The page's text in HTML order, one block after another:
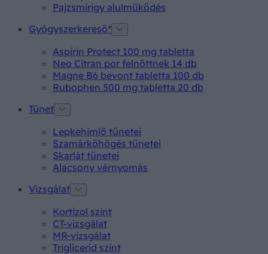
Pajzsmirigy alulműködés
Gyógyszerkereső*
Aspirin Protect 100 mg tabletta
Neo Citran por felnőttnek 14 db
Magne B6 bevont tabletta 100 db
Rubophen 500 mg tabletta 20 db
Tünet
Lepkehimlő tünetei
Szamárköhögés tünetei
Skarlát tünetei
Alacsony vérnyomás
Vizsgálat
Kortizol szint
CT-vizsgálat
MR-vizsgálat
Triglicerid szint